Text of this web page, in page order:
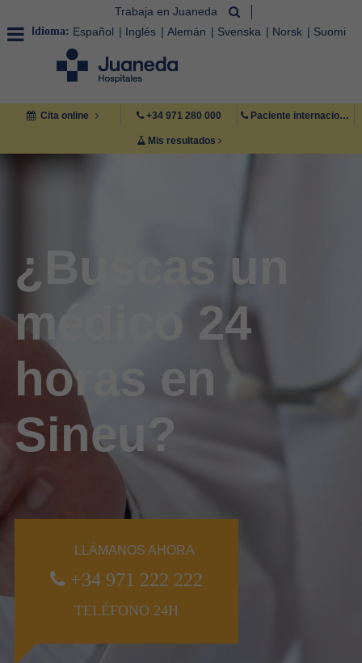
Trabaja en Juaneda
Idioma: Español Inglés Alemán Svenska Norsk Suomi
Cita online +34 971 280 000 Paciente internacional +34 971 222 222
Mis resultados
¿Buscas un
médico 24
horas en
Sineu?
LLÁMANOS AHORA
+34 971 222 222
TELÉFONO 24H